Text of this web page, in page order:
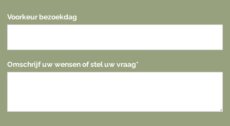
Voorkeur bezoekdag
Omschrijf uw wensen of stel uw vraag*